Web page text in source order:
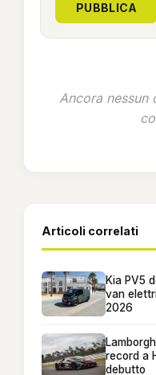
PUBBLICA
Ancora nessun
Articoli correlati
Kia PV5
van
2026
record a
debutto